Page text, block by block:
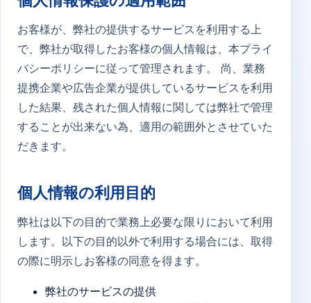
お客様が、弊社の提供するサービスを利用する上
で、弊社が取得したお客様の個人情報は、本プライ
バシーポリシーに従って管理されます。 尚、業務
提携企業や広告企業が提供しているサービスを利用
した結果、残された個人情報に関しては弊社で管理
することが出来ない為、適用の範囲外とさせていた
だきます。
個人情報の利用目的
弊社は以下の目的で業務上必要な限りにおいて利用
します。以下の目的以外で利用する場合には、取得
の際に明示しお客様の同意を得ます。
弊社のサービスの提供